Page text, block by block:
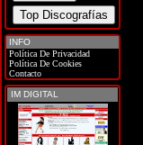
INFO
Política De Privacidad
Política De Cookies
Contacto
IM DIGITAL